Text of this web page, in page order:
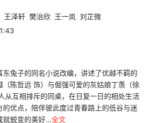
王泽轩 樊治欣 王一岚 刘芷微
兔子的同名小说改编，讲述了优越不羁的
（陈哲远 饰）与倔强可爱的灰姑娘丁羡（徐
从互相排斥的同桌，在日复一日的相处生活
的优点，陪伴彼此度过青春路上的低谷与迷
就蜕变的美好...全文